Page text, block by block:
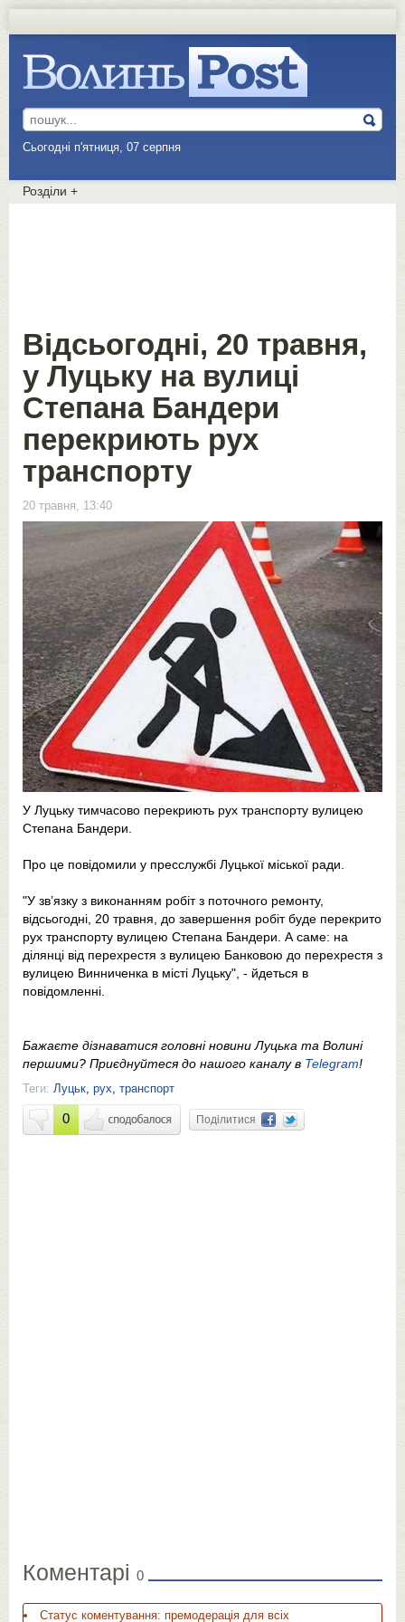
Сьогодні п'ятниця, 07 серпня
Розділи +
Відсьогодні, 20 травня,
у Луцьку на вулиці
Степана Бандери
перекриють рух
транспорту
20 травня, 13:40
У Луцьку тимчасово перекриють рух транспорту вулицею
Степана Бандери.
Про це повідомили у пресслужбі Луцької міської ради.
"У зв’язку з виконанням робіт з поточного ремонту,
відсьогодні, 20 травня, до завершення робіт буде перекрито
рух транспорту вулицею Степана Бандери. А саме: на
ділянці від перехрестя з вулицею Банковою до перехрестя з
вулицею Винниченка в місті Луцьку", - йдеться в
повідомленні.
Бажаєте дізнаватися головні новини Луцька та Волині
першими? Приєднуйтеся до нашого каналу в Telegram!
Теги: Луцьк рух транспорт
0 Поділитися
Коментарі 0
Статус коментування: премодерація для всіх